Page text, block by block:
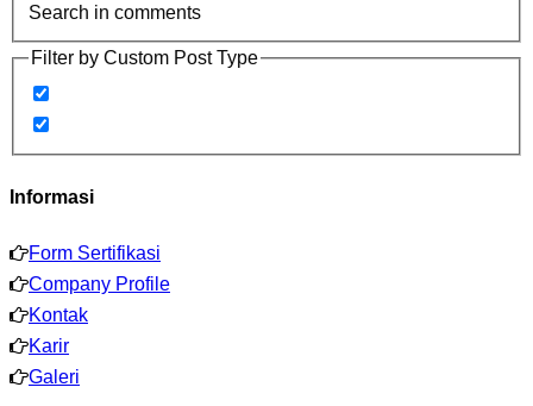
Search in comments
Filter by Custom Post Type
Informasi
Form Sertifikasi
Company Profile
Kontak
Karir
Galeri